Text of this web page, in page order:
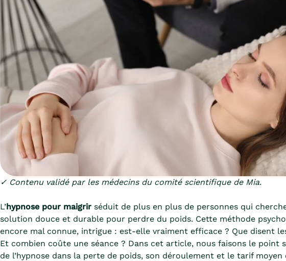
✓ Contenu validé par les médecins du comité scientifique de Mia.
L’hypnose pour maigrir séduit de plus en plus de personnes qui
solution douce et durable pour perdre du poids. Cette méthode
encore mal connue, intrigue : est-elle vraiment efficace ? Que disent
Et combien coûte une séance ? Dans cet article, nous faisons le point
de l’hypnose dans la perte de poids, son déroulement et le tarif moyen